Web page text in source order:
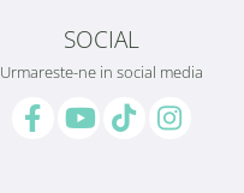
SOCIAL
Urmareste-ne in social media